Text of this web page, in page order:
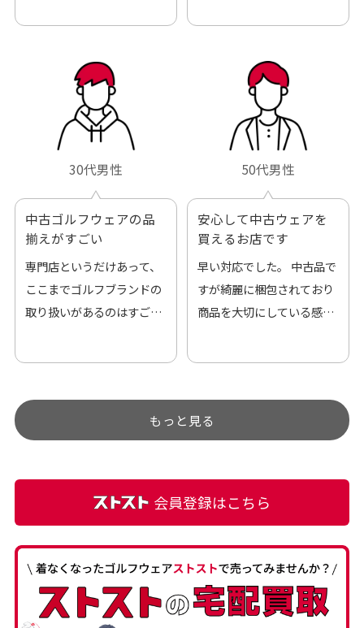
30代男性
中古ゴルフウェアの品
揃えがすごい
専門店というだけあって、
ここまでゴルフブランドの
取り扱いがあるのはすご
す。
50代男性
安心して中古ウェアを
買えるお店です
早い対応でした。 中古品で
すが綺麗に梱包されており
商品を大切にしている感が
うぐらい目立つことなく綺
麗な商品でお安く購入でき
もっと見る
会員登録はこちら